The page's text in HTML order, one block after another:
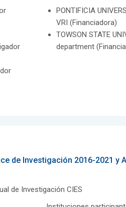
PONTIFICIA
VRI (Financiadora)
TOWSON STATE
department
de Investigación 2016-2021 y
de Investigación CIES